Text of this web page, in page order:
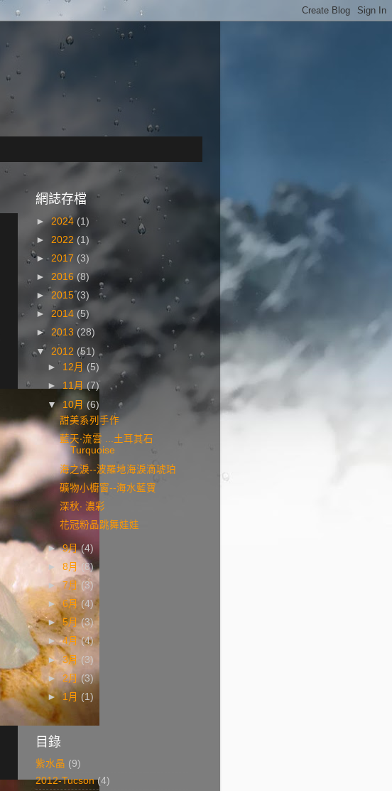
網誌存檔
►2024 (1)
► 2022 (1)
► 2017 (3)
► 2016 (8)
► 2015(3)
► 2014 (5)
► 2013 (28)
▼ 2012 (51)
► 12月 (5)
► 11月 (7)
▼10月 (6)
甜美系列手作
藍天‧流雲 ...土耳其石
Turquoise
海之淚--波羅地海淚滴琥珀
礦物小櫥窗--海水藍寶
深秋‧ 濃彩
花冠粉晶跳舞娃娃
►9月(4)
►8月 (8)
►7月(3)
►6月 (4)
►5月(3)
►4月(4)
►3月 (3)
► 2月(3)
► 1月 (1)
目錄
紫水晶 (9)
2012-Tucson (4)